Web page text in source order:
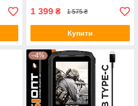
1 399 ₴ 1 575 ₴
Купити
–4%